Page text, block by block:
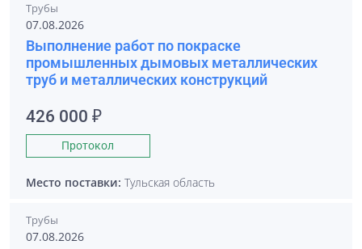
Трубы
07.08.2026
Выполнение работ по покраске
промышленных дымовых металлических
труб и металлических конструкций
426 000 ₽
Протокол
Место поставки: Тульская область
Трубы
07.08.2026